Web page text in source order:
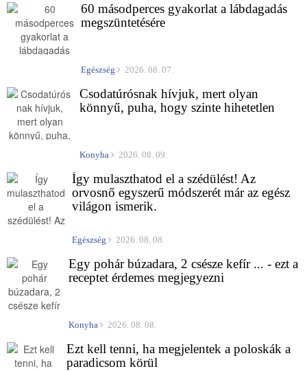
60 másodperces gyakorlat a lábdagadás
megszüntetésére
Egészség 2026. 08. 07.
Csodatúrósnak hívjuk, mert olyan
könnyű, puha, hogy szinte hihetetlen
Konyha 2026. 08. 09.
Így mulaszthatod el a szédülést! Az
orvosnő egyszerű módszerét már az egész
világon ismerik.
Egészség 2026. 08. 08.
Egy pohár búzadara, 2 csésze kefír ... - ezt a
receptet érdemes megjegyezni
Konyha 2026. 08. 08.
Ezt kell tenni, ha megjelentek a poloskák a
paradicsom körül